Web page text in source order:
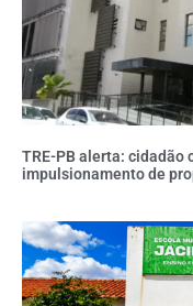
TRE-PB alerta: cidadão
impulsionamento de